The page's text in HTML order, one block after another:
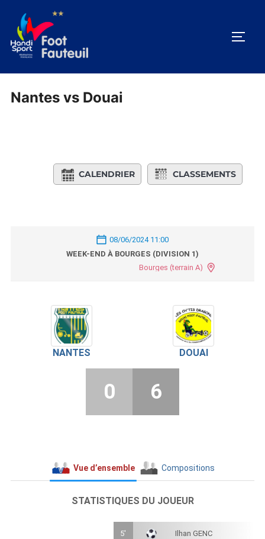
contenu
Nantes vs Douai
CALENDRIER CLASSEMENTS
08/06/2024 11:00
WEEK-END À BOURGES (DIVISION 1)
Bourges (terrain A)
NANTES DOUAI
0 6
Vue d’ensemble Compositions
STATISTIQUES DU JOUEUR
5' Ilhan GENC